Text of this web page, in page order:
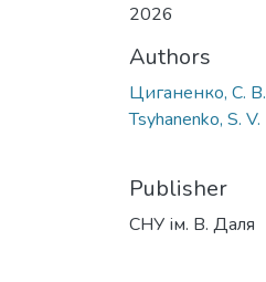
2026
Authors
Циганенко, С. В.
Tsyhanenko, S. V.
Publisher
СНУ ім. В. Даля